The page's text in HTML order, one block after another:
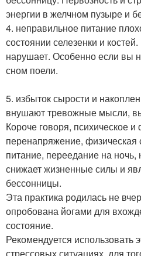
энергии в желчном пузыре и
4. неправильное питание
состоянии селезенки и
нарушает. Особенно если вы
сном поели.
5. избыток сырости и
внушают тревожные мысли,
Короче говоря, психическое и
перенапряжение, физическая
питание, переедание на ночь,
снижает жизненные силы и
бессонницы.
Эта практика родилась не
опробована йогами для
состояние.
Рекомендуется использовать